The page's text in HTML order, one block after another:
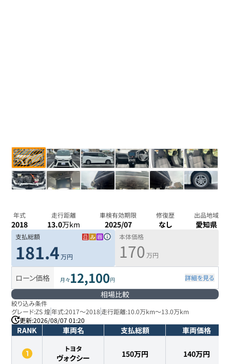
年式
2018
走行距離
13.0万km
車検有効期限
2025/07
修復歴
なし
出品地域
愛知県
支払総額
181.4 万円
本体価格
170 万円
ローン価格 月々12,100円 詳細を見る
相場比較
絞り込み条件
グレード:ZS 煌 年式:2017～2018 走行距離:10.0万km～13.0万km
更新:2026/08/07 01:20
RANK 車両名 支払総額 車両価格
トヨタ
ヴォクシー 150万円 140万円